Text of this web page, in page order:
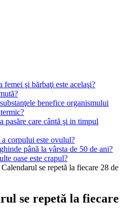
şi bărbaţi este acelaşi?
benefice organismului
care cântă şi in timpul
corpului este ovulul?
până la vârsta de 50 de ani?
oase este crapul?
se repetă la fiecare 28 de
se repetă la fiecare